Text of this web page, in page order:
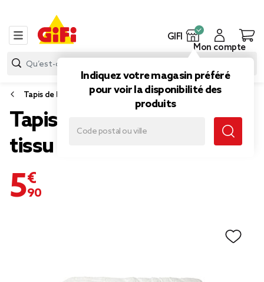
GIFI
Indiquez votre magasin préféré
pour voir la disponibilité des
produits
Mon compte
Tapis de bain
Tapis de bain absorbant
tissu chenille 45x75cm
5,90 €